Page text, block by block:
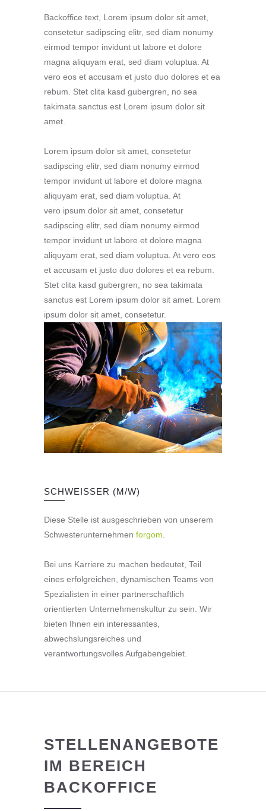
Backoffice text, Lorem ipsum dolor sit amet,
consetetur sadipscing elitr, sed diam nonumy
eirmod tempor invidunt ut labore et dolore
magna aliquyam erat, sed diam voluptua. At
vero eos et accusam et justo duo dolores et ea
rebum. Stet clita kasd gubergren, no sea
takimata sanctus est Lorem ipsum dolor sit
amet.
Lorem ipsum dolor sit amet, consetetur
sadipscing elitr, sed diam nonumy eirmod
tempor invidunt ut labore et dolore magna
aliquyam erat, sed diam voluptua. At
vero ipsum dolor sit amet, consetetur
sadipscing elitr, sed diam nonumy eirmod
tempor invidunt ut labore et dolore magna
aliquyam erat, sed diam voluptua. At vero eos
et accusam et justo duo dolores et ea rebum.
Stet clita kasd gubergren, no sea takimata
sanctus est Lorem ipsum dolor sit amet. Lorem
ipsum dolor sit amet, consetetur.
SCHWEISSER (M/W)
Diese Stelle ist ausgeschrieben von unserem
Schwesterunternehmen forgom.
Bei uns Karriere zu machen bedeutet, Teil
eines erfolgreichen, dynamischen Teams von
Spezialisten in einer partnerschaftlich
orientierten Unternehmenskultur zu sein. Wir
bieten Ihnen ein interessantes,
abwechslungsreiches und
verantwortungsvolles Aufgabengebiet.
STELLENANGEBOTE
IM BEREICH
BACKOFFICE